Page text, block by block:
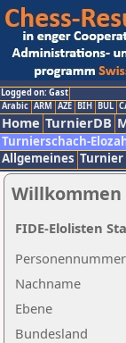
Logged on: Gast
Arabic ARM AZE BIH BUL
Home TurnierDB
Turnierschach-
Allgemeines Turnier
Willkommen
Nachname
Ebene
Personennummer
Bundesland
FIDE-Elolisten